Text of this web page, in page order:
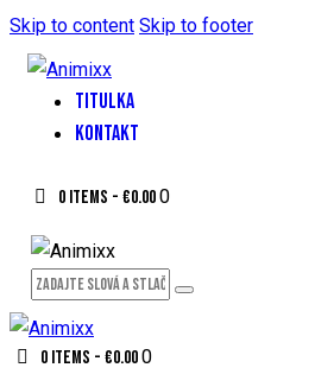
Skip to content Skip to footer
TITULKA
KONTAKT
0 items -€0.000
0 items -€0.000